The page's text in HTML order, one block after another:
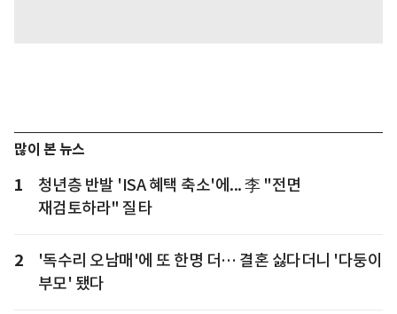
많이 본 뉴스
1
청년층 반발 'ISA 혜택 축소'에... 李 "전면
재검토하라" 질타
2
'독수리 오남매'에 또 한명 더… 결혼 싫다더니 '다둥이
부모' 됐다